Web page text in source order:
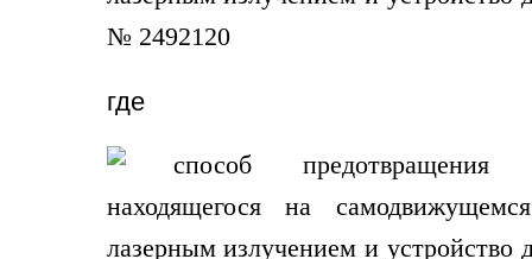
где